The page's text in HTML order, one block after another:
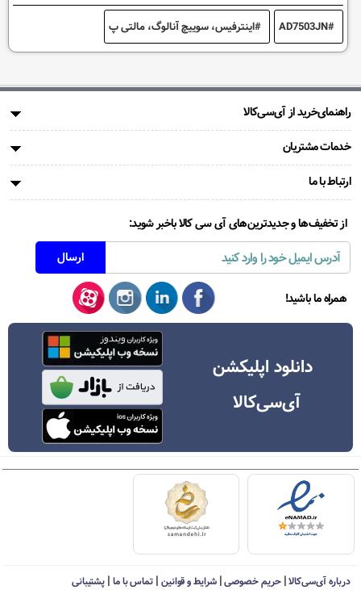
AD7503JN اینترفیس، سوییچ آنالوگ، مالتی پ
راهنمای‌خرید از آی‌سی‌کالا
خدمات مشتریان
ارتباط با ما
از تخفیف‌ها و جدیدترین‌های آی سی کالا باخبر شوید:
همراه ما باشید!
دانلود اپلیکشن
آی‌سی‌کالا
درباره آی‌سی‌کالا|حریم خصوصی|شرایط و قوانین | تماس با ما| پشتیبانی